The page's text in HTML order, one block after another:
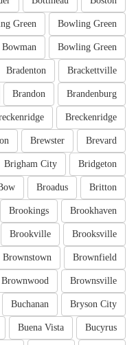
Bowling Green
Green
Bowling Green
Bowman
Brackettville
Bradenton
Brandenburg
Brandon
Breckenridge
Brevard
Brewster
Bridgeton
Brigham City
Britton
Broadus
Brookhaven
Brookings
Brooksville
Brookville
Brownfield
Brownstown
Brownsville
Brownwood
Bryson City
Buchanan
Bucyrus
Buena Vista